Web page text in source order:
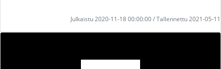
Julkaistu 2020-11-18 00:00:00 / Tallennettu 2021-05-11